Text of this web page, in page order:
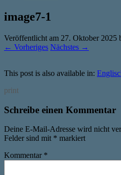
image7-1
Veröffentlicht am 27. Oktober 2025
← Vorheriges Nächstes →
This post is also available in:
print
Schreibe einen Kommentar
Deine E-Mail-Adresse wird nicht
Felder sind mit * markiert
Kommentar *